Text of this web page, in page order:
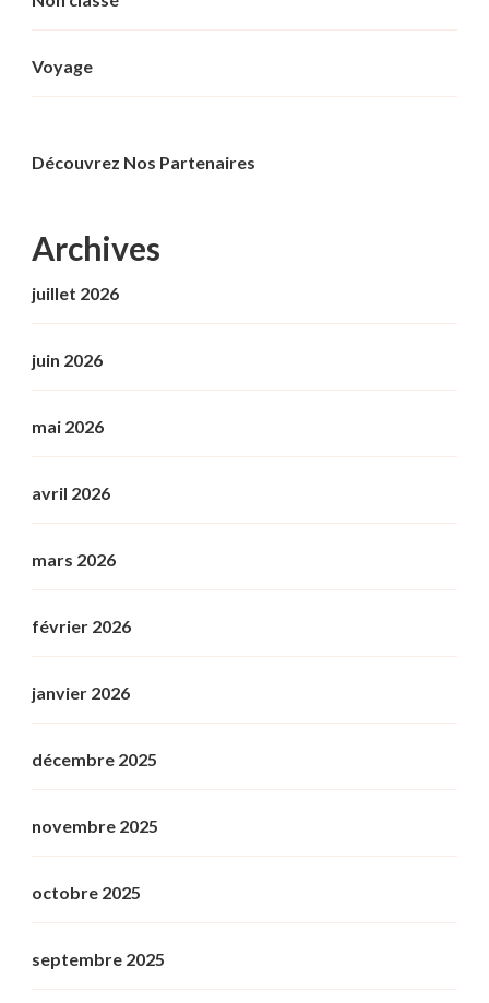
Voyage
Découvrez Nos Partenaires
Archives
juillet 2026
juin 2026
mai 2026
avril 2026
mars 2026
février 2026
janvier 2026
décembre 2025
novembre 2025
octobre 2025
septembre 2025